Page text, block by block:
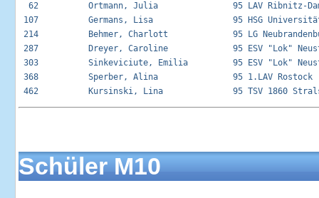
62          Ortmann, Julia               95 LAV
107          Germans, Lisa                95 HSG
214          Behmer, Charlott             95 LG
287          Dreyer, Caroline             95 ESV
303          Sinkeviciute, Emilia         95 ESV
368          Sperber, Alina               95
Schüler M10